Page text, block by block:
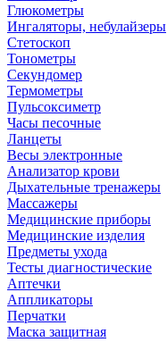
Глюкометры
Ингаляторы, небулайзеры
Стетоскоп
Тонометры
Секундомер
Термометры
Пульсоксиметр
Часы песочные
Ланцеты
Весы электронные
Анализатор крови
Дыхательные тренажеры
Массажеры
Медицинские приборы
Медицинские изделия
Предметы ухода
Тесты диагностические
Аптечки
Аппликаторы
Перчатки
Маска защитная